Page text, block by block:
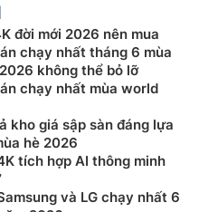
đời mới 2026 nên mua
chạy nhất tháng 6 mùa
không thể bỏ lỡ
chạy nhất mùa world
kho giá sập sàn đáng lựa
hè 2026
tích hợp AI thông minh
và LG chạy nhất 6